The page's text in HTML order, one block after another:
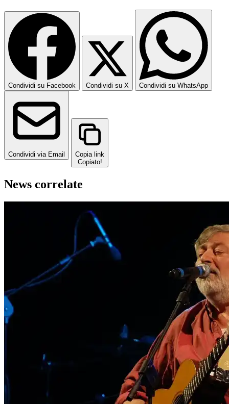
Condividi su Facebook Condividi su X Condividi su WhatsApp
Condividi via Email
Copia link
Copiato!
News correlate